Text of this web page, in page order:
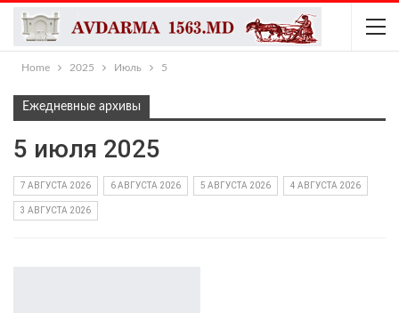
Home 2025 Июль 5
Ежедневные архивы
5 июля 2025
7 АВГУСТА 2026 6 АВГУСТА 2026 5 АВГУСТА 2026 4 АВГУСТА 2026
3 АВГУСТА 2026